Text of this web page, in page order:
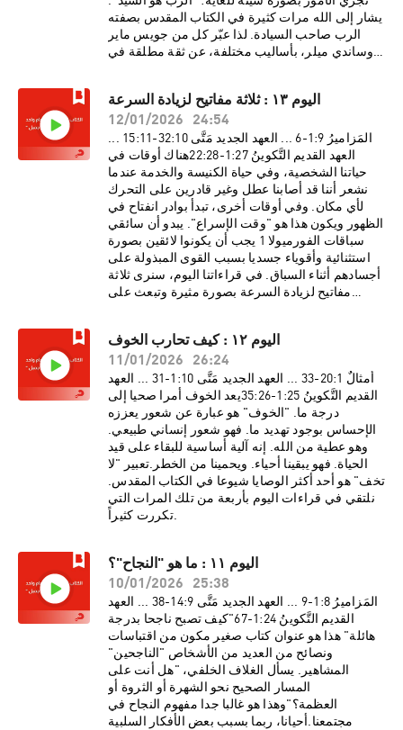
يشار إلى الله مرات كثيرة في الكتاب المقدس بصفته
الرب صاحب السيادة. لذا عبّر كل من جويس ماير
وساندي ميلر، بأساليب مختلفة، عن ثقة مطلقة في
تصرفاتك؟ هل يعني هذا أنه ليست لديك "حرية
الإرادة"؟ كما سنرى في قراءة العهد الجديد اليوم، إن
الكتاب المقدس يُعلِّم كلا الأمرين – سيادة الله التامة
في نفس الوقت مع المسؤولية الإنسانية وحرية
الإرادة.
اليوم ١٣ : ثلاثة مفاتيح لزيادة السرعة
12/01/2026
24:54
المَزاميرُ 9:‏1-‏6 ... العهد الجديد مَتَّى 10:‏32-‏11:‏15 ...
العهد القديم التَّكوينُ 27:‏1-‏28:‏22هناك أوقات في
حياتنا الشخصية، وفي حياة الكنيسة والخدمة عندما
نشعر أننا قد أصابنا عطل وغير قادرين على التحرك
لأي مكان. وفي أوقات أخرى، تبدأ بوادر انفتاح في
الظهور ويكون هذا هو "وقت الإسراع". يبدو أن سائقي
سباقات الفورميولا 1 يجب أن يكونوا لائقين بصورة
استثنائية وأقوياء جسديا بسبب القوى المبذولة على
أجسادهم أثناء السباق. في قراءاتنا اليوم، سنرى ثلاثة
مفاتيح لزيادة السرعة بصورة مثيرة وتبعث على
اليوم ١٢ : كيف تحارب الخوف
11/01/2026
26:24
أمثالٌ 1:‏20-‏33 ... العهد الجديد مَتَّى 10:‏1-‏31 ... العهد
القديم التَّكوينُ 25:‏1-‏26:‏35يعد الخوف أمرا صحيا إلى
درجة ما. "الخوف" هو عبارة عن شعور يعززه
الإحساس بوجود تهديد ما. فهو شعور إنساني طبيعي.
وهو عطية من الله. إنه آلية أساسية للبقاء على قيد
الحياة. فهو يبقينا أحياء. ويحمينا من الخطر.تعبير "لا
تخف" هو أحد أكثر الوصايا شيوعا في الكتاب المقدس.
نلتقي في قراءات اليوم بأربعة من تلك المرات التي
تكررت كثيراً.
اليوم ١١ : ما هو "النجاح"؟
10/01/2026
25:38
المَزاميرُ 8:‏1-‏9 ... العهد الجديد مَتَّى 9:‏14-‏38 ... العهد
القديم التَّكوينُ 24:‏1-‏67"كيف تصبح ناجحا بدرجة
هائلة" هذا هو عنوان كتاب صغير مكون من اقتباسات
ونصائح من العديد من الأشخاص "الناجحين"
المشاهير. يسأل الغلاف الخلفي، "هل أنت على
المسار الصحيح نحو الشهرة أو الثروة أو
العظمة؟"وهذا هو غالبا جدا مفهوم النجاح في
مجتمعنا.أحيانا، ربما بسبب بعض الأفكار السلبية